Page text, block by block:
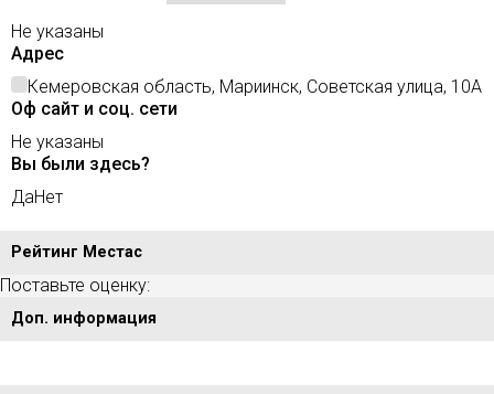
Не указаны
Адрес
Кемеровская область, Мариинск, Советская улица, 10А
Оф сайт и соц. сети
Не указаны
Вы были здесь?
ДаНет
Рейтинг Местас
Поставьте оценку:
Доп. информация